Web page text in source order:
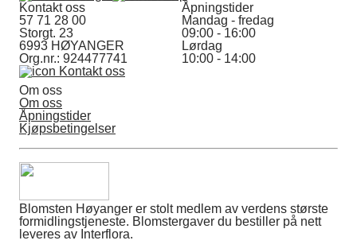
Kontakt oss
57 71 28 00
Storgt. 23
6993 HØYANGER
Org.nr.: 924477741
Kontakt oss
Åpningstider
Mandag - fredag
09:00 - 16:00
Lørdag
10:00 - 14:00
Om oss
Om oss
Åpningstider
Kjøpsbetingelser
Blomsten Høyanger er stolt medlem av verdens største
formidlingstjeneste. Blomstergaver du bestiller på nett
leveres av Interflora.